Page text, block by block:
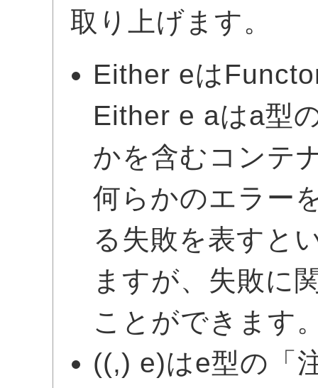
取り上げます。
Either eは
Either e aはa型
かを含むコンテ
何らかのエラー
る失敗を表すと
ますが、失敗に
ことができます
((,) e)はe型の「